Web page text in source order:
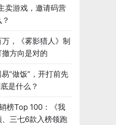
卖游戏，邀请码营
，《雾影猎人》制
方向是对的
“做饭”，开打前先
是什么？
榜Top 100：《我
三七6款入榜领跑